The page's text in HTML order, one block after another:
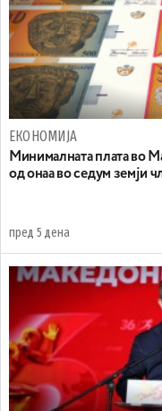
ЕКОНОМИЈА
Минималната плата во
од онаа во седум земји
пред 5 дена